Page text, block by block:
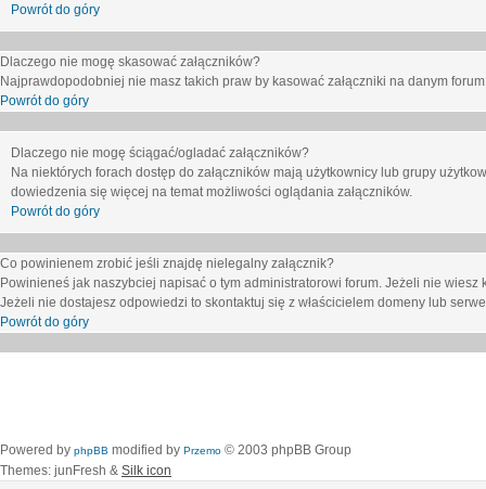
Powrót do góry
Dlaczego nie mogę skasować załączników?
Najprawdopodobniej nie masz takich praw by kasować załączniki na danym
Powrót do góry
Dlaczego nie mogę ściągać/ogladać załączników?
Na niektórych forach dostęp do załączników mają użytkownicy lub grupy
dowiedzenia się więcej na temat możliwości oglądania załączników.
Powrót do góry
Co powinienem zrobić jeśli znajdę nielegalny załącznik?
Powinieneś jak naszybciej napisać o tym administratorowi forum. Jeżeli nie
Jeżeli nie dostajesz odpowiedzi to skontaktuj się z właścicielem domeny lub
Powrót do góry
Powered by phpBB modified by Przemo © 2003 phpBB Group
Themes: junFresh & Silk icon